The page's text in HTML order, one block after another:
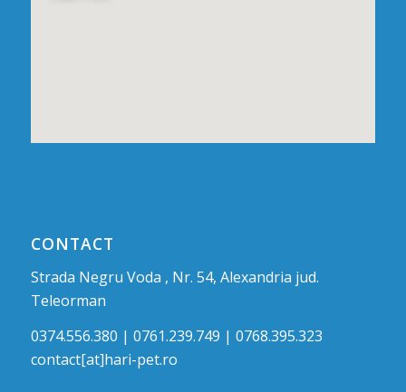
CONTACT
Strada Negru Voda , Nr. 54, Alexandria jud.
Teleorman
0374.556.380 | 0761.239.749 | 0768.395.323
contact[at]hari-pet.ro